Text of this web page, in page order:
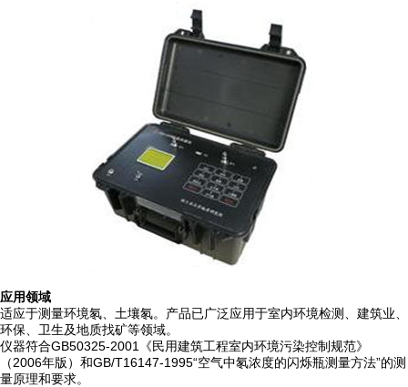
应用领域
适应于测量环境氡、土壤氡。产品已广泛应用于室内环境检测、建筑业、
环保、卫生及地质找矿等领域。
仪器符合GB50325-2001
《民用建筑工程室内环境污染控制规范》
（2006年版）和GB/T16147-1995“空气中氡浓度的闪烁瓶测量方法”的测
量原理和要求。